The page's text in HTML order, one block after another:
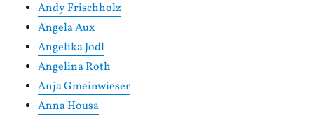
Andy Frischholz
Angela Aux
Angelika Jodl
Angelina Roth
Anja Gmeinwieser
Anna Housa